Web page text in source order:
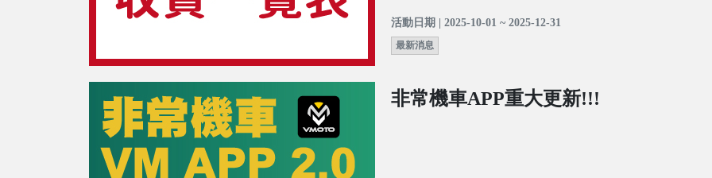
活動日期 | 2025-10-01 ~ 2025-12-31
最新消息
非常機車APP重大更新!!!